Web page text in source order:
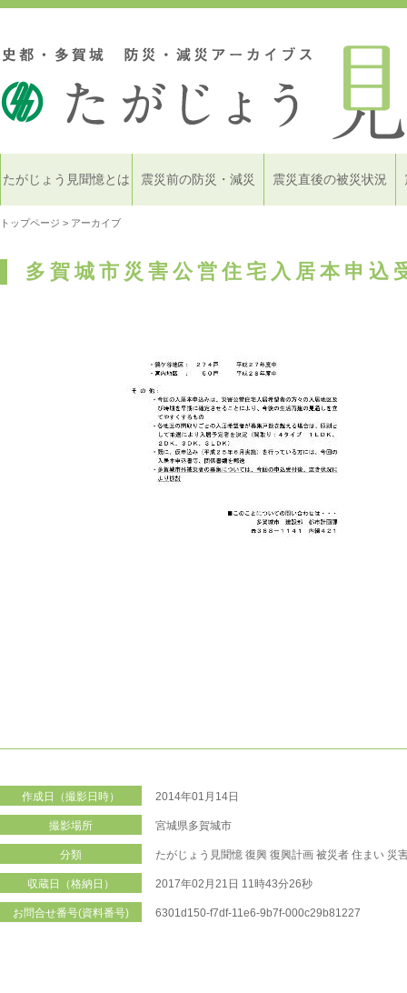
たがじょう見聞憶とは 震災前の防災・減災 震災直後の被災状況
トップページ > アーカイブ
多賀城市災害公営住宅入居本申
作成日（撮影日時） 2014年01月14日
撮影場所 宮城県多賀城市
分類 たがじょう見聞憶 復興 復興計画 被災者 住まい 災
収蔵日（格納日） 2017年02月21日 11時43分26秒
お問合せ番号(資料番号) 6301d150-f7df-11e6-9b7f-000c29b81227